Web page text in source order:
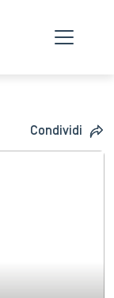
Condividi